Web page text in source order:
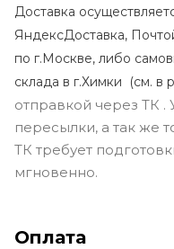
Доставка
ЯндексДоставка,
по г.Москве, либо
склада в г.Химки (см. в
отправкой через ТК .
пересылки, а так же
ТК требует
мгновенно.
Оплата